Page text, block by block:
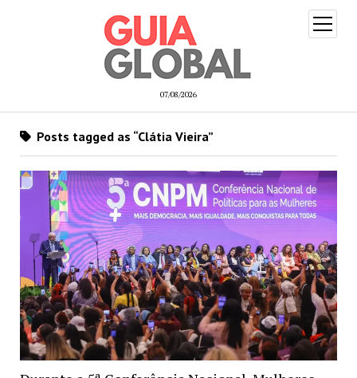
07/08/2026
open
menu
Posts tagged as “Clátia Vieira”